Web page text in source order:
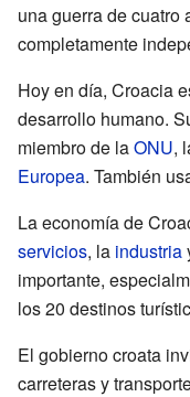
una guerra de cuatro
completamente
Hoy en día, Croacia
desarrollo humano.
miembro de laONU,
Europea. También
La economía de
servicios, la industria
importante,
los 20 destinos
El gobierno croata
carreteras y